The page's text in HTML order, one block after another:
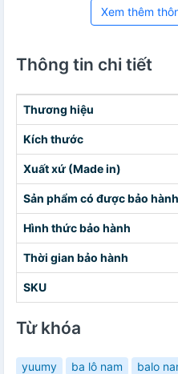
Xem thêm
Thông tin chi tiết
Thương hiệu
Kích thước
Xuất xứ (Made in)
Sản phẩm có được bảo
Hình thức bảo hành
Thời gian bảo hành
SKU
Từ khóa
yuumy ba lô nam balo